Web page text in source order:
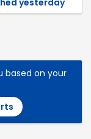
yesterday
based on your